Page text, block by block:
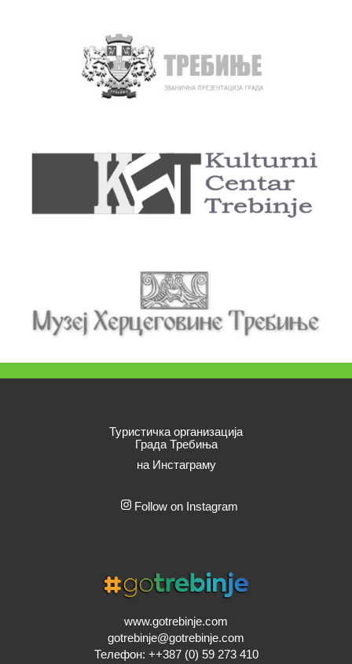
Туристичка организација
Града Требиња
на Инстаграму
Follow on Instagram
www.gotrebinje.com
gotrebinje@gotrebinje.com
Телефон: ++387 (0) 59 273 410